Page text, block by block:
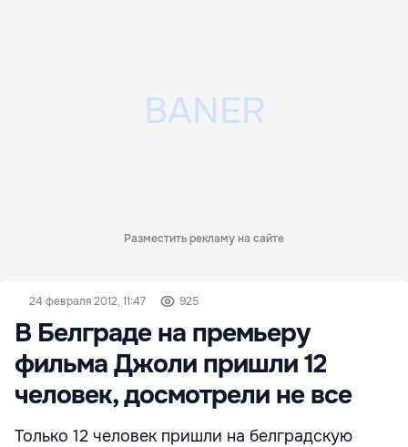
Разместить рекламу на сайте
24 февраля 2012, 11:47 925
В Белграде на премьеру
фильма Джоли пришли 12
человек, досмотрели не все
Только 12 человек пришли на белградскую